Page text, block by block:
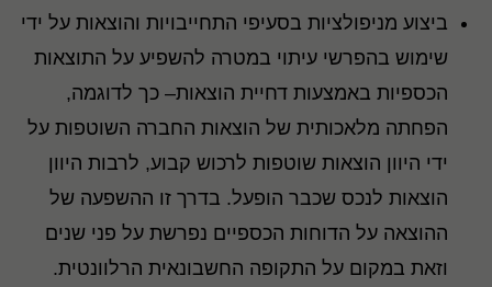
ביצוע מניפולציות בסעיפי התחייבויות והוצאות על ידי
שימוש בהפרשי עיתוי במטרה להשפיע על התוצאות
הכספיות באמצעות דחיית הוצאות– כך לדוגמה,
הפחתה מלאכותית של הוצאות החברה השוטפות על
ידי היוון הוצאות שוטפות לרכוש קבוע, לרבות היוון
הוצאות לנכס שכבר הופעל. בדרך זו ההשפעה של
ההוצאה על הדוחות הכספיים נפרשת על פני שנים
וזאת במקום על התקופה החשבונאית הרלוונטית.